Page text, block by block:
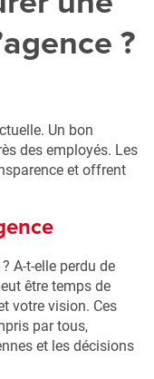
?
Un bon
des employés. Les
et offrent
A-t-elle perdu de
être temps de
votre vision. Ces
par tous,
et les décisions